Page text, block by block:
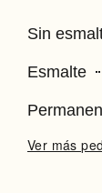
Sin
Esmalte
Ver más